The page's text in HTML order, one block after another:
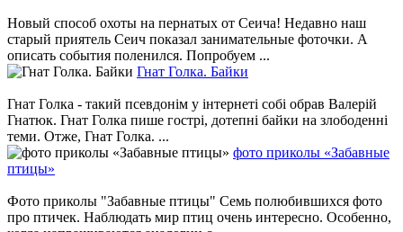
Новый способ охоты на пернатых от Сеича! Недавно наш
старый приятель Сеич показал занимательные фоточки. А
описать события поленился. Попробуем ...
Гнат Голка. Байки
Гнат Голка - такий псевдонім у інтернеті собі обрав Валерій
Гнатюк. Гнат Голка пише гострі, дотепні байки на злободенні
теми. Отже, Гнат Голка. ...
фото приколы «Забавные
птицы»
Фото приколы "Забавные птицы" Семь полюбившихся фото
про птичек. Наблюдать мир птиц очень интересно. Особенно,